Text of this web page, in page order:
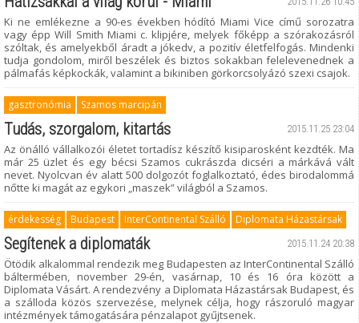
Ki ne emlékezne a 90-es években hódító Miami Vice című sorozatra
vagy épp Will Smith Miami c. klipjére, melyek főképp a szórakozásról
szóltak, és amelyekből áradt a jókedv, a pozitív életfelfogás. Mindenki
tudja gondolom, miről beszélek és biztos sokakban felelevenednek a
pálmafás képkockák, valamint a bikiniben görkorcsolyázó szexi csajok.
gasztronómia Szamos marcipán
2015.11.25 23:04
Tudás, szorgalom, kitartás
Az önálló vállalkozói életet tortadísz készítő kisiparosként kezdték. Ma
már 25 üzlet és egy bécsi Szamos cukrászda dicséri a márkává vált
nevet. Nyolcvan év alatt 500 dolgozót foglalkoztató, édes birodalommá
nőtte ki magát az egykori „maszek” világból a Szamos.
érdekesség Budapest InterContinental Szálló Diplomata Házastársak
2015.11.24 20:38
Segítenek a diplomaták
Ötödik alkalommal rendezik meg Budapesten az InterContinental Szálló
báltermében, november 29-én, vasárnap, 10 és 16 óra között a
Diplomata Vásárt. A rendezvény a Diplomata Házastársak Budapest, és
a szálloda közös szervezése, melynek célja, hogy rászoruló magyar
intézmények támogatására pénzalapot gyűjtsenek.